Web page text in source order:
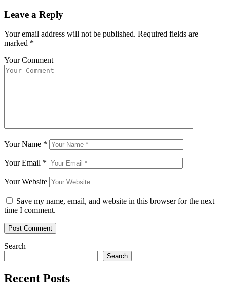
Leave a Reply
Your email address will not be published. Required fields are
marked *
Your Comment
Your Name *
Your Email *
Your Website
Save my name, email, and website in this browser for the next
time I comment.
Search
Search
Recent Posts